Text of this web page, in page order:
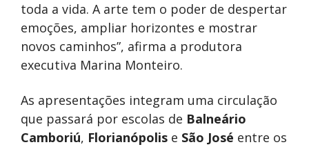
toda a vida. A arte tem o poder de despertar
emoções, ampliar horizontes e mostrar
novos caminhos”, afirma a produtora
executiva Marina Monteiro.
As apresentações integram uma circulação
que passará por escolas de Balneário
Camboriú, Florianópolis e São José entre os